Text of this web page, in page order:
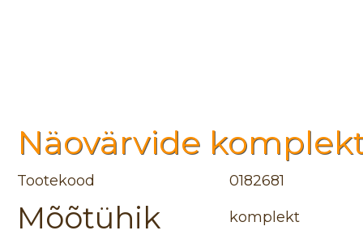
Näovärvide
Tootekood 0182681
Mõõtühik komplekt